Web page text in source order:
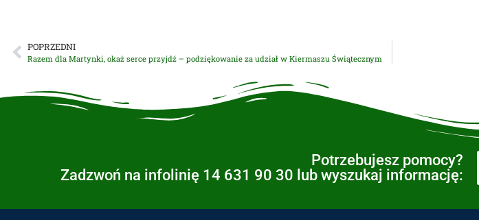
POPRZEDNI
Razem dla Martynki, okaż serce przyjdź – podziękowanie za udział w Kiermaszu Świątecznym
Potrzebujesz pomocy?
Zadzwoń na infolinię 14 631 90 30 lub wyszukaj informację: